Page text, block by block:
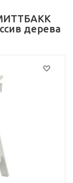
МИТТБАКК
дерева